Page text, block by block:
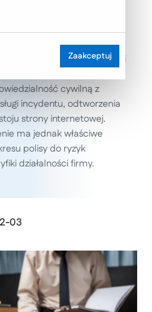
pozwala ograniczyć
incydentów związanych z
naruszeniem prywatności i
cywilną z
incydentu, odtworzenia
strony internetowej.
ma jednak właściwe
polisy do ryzyk
działalności firmy.
03
Zaakceptuj